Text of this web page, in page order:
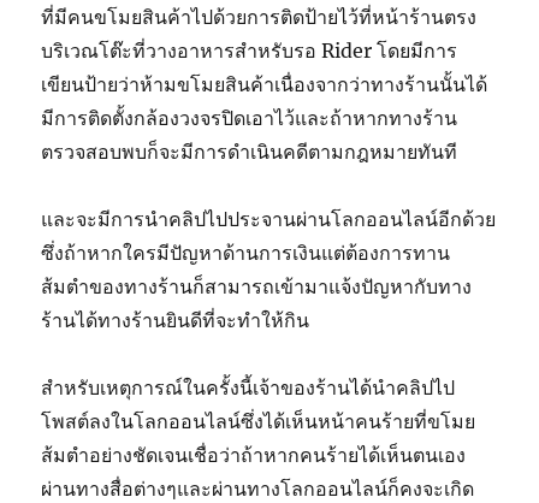
ที่มีคนขโมยสินค้าไปด้วยการติดป้ายไว้ที่หน้าร้านตรง
บริเวณโต๊ะที่วางอาหารสำหรับรอ Rider โดยมีการ
เขียนป้ายว่าห้ามขโมยสินค้าเนื่องจากว่าทางร้านนั้นได้
มีการติดตั้งกล้องวงจรปิดเอาไว้และถ้าหากทางร้าน
ตรวจสอบพบก็จะมีการดำเนินคดีตามกฎหมายทันที
และจะมีการนำคลิปไปประจานผ่านโลกออนไลน์อีกด้วย
ซึ่งถ้าหากใครมีปัญหาด้านการเงินแต่ต้องการทาน
ส้มตำของทางร้านก็สามารถเข้ามาแจ้งปัญหากับทาง
ร้านได้ทางร้านยินดีที่จะทำให้กิน
สำหรับเหตุการณ์ในครั้งนี้เจ้าของร้านได้นำคลิปไป
โพสต์ลงในโลกออนไลน์ซึ่งได้เห็นหน้าคนร้ายที่ขโมย
ส้มตำอย่างชัดเจนเชื่อว่าถ้าหากคนร้ายได้เห็นตนเอง
ผ่านทางสื่อต่างๆและผ่านทางโลกออนไลน์ก็คงจะเกิด